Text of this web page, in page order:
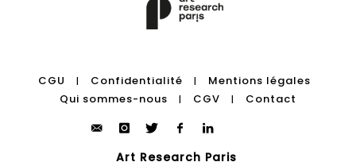
CGU | Confidentialité |
Mentions légales
Qui sommes-nous
| CGV | Contact
Art Research Paris